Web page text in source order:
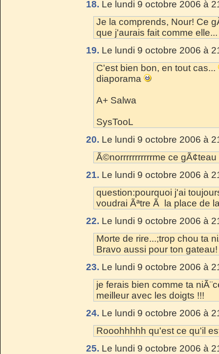
18. Le lundi 9 octobre 2006 à
Je la comprends, Nour! Ce
que j'aurais fait comme elle...
19. Le lundi 9 octobre 2006 à
C'est bien bon, en tout cas...
diaporama
A+ Salwa
SysTooL
20. Le lundi 9 octobre 2006 à
Ã©norrrrrrrrrrrme ce gÃ¢teau
21. Le lundi 9 octobre 2006 à
question:pourquoi j'ai
voudrai Ãªtre Ã la place de
22. Le lundi 9 octobre 2006 à
Morte de rire...;trop chou ta
Bravo aussi pour ton gateau!
23. Le lundi 9 octobre 2006 à
je ferais bien comme ta
meilleur avec les doigts !!!
24. Le lundi 9 octobre 2006 à
Rooohhhhh qu'est ce qu'il
25. Le lundi 9 octobre 2006 à